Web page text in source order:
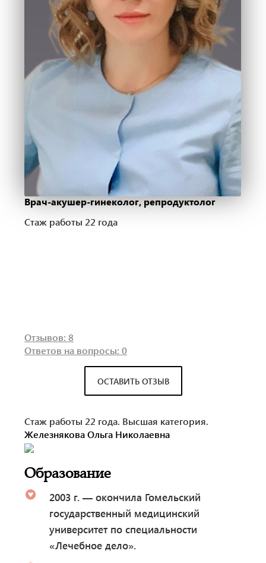
Врач-акушер-гинеколог, репродуктолог
Стаж работы 22 года
Отзывов: 8
Ответов на вопросы: 0
ОСТАВИТЬ ОТЗЫВ
Стаж работы 22 года. Высшая категория.
Железнякова Ольга Николаевна
Образование
2003 г. — окончила Гомельский
государственный медицинский
университет по специальности
«Лечебное дело».